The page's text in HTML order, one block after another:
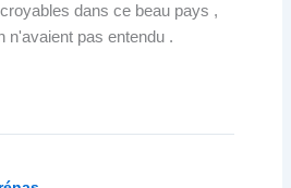
dans ce beau pays ,
n'avaient pas entendu .